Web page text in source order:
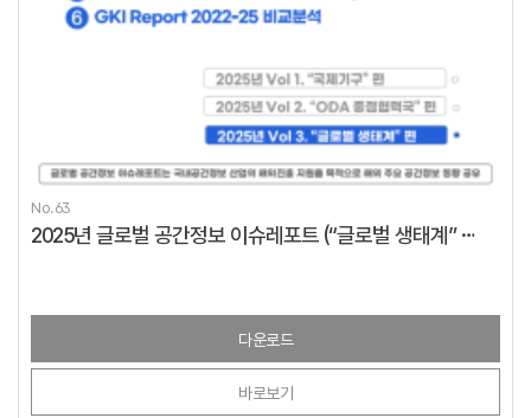
No.63
2025년 글로벌 공간정보 이슈레포트 (“글로벌 생태계” 편)
다운로드
바로보기